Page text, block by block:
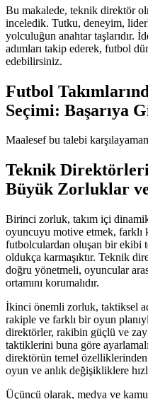
Bu makalede, teknik direktör
inceledik. Tutku, deneyim,
yolculuğun anahtar taşlarıdır.
adımları takip ederek, futbol
edebilirsiniz.
Futbol
Seçimi: Başarıya
Maalesef bu talebi
Teknik
Büyük Zorluklar ve
Birinci zorluk, takım içi
oyuncuyu motive etmek,
futbolculardan oluşan bir ekibi
oldukça karmaşıktır. Teknik
doğru yönetmeli, oyuncular
ortamını korumalıdır.
İkinci önemli zorluk, taktiksel
rakiple ve farklı bir oyun
direktörler, rakibin güçlü ve
taktiklerini buna göre
direktörün temel
oyun ve anlık değişikliklere
Üçüncü olarak, medya ve